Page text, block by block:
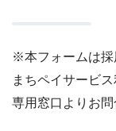
※本フォームは採
まちペイサービ
専用窓口よりお問